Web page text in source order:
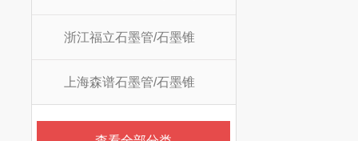
浙江福立石墨管/石墨锥
上海森谱石墨管/石墨锥